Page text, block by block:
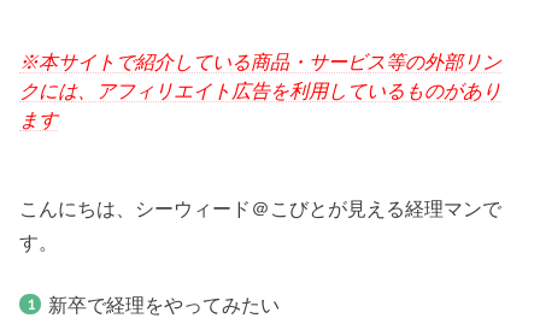
※本サイトで紹介している商品・サービス等の外部リン
クには、アフィリエイト広告を利用しているものがあり
ます
こんにちは、シーウィード＠こびとが見える経理マンで
す。
新卒で経理をやってみたい